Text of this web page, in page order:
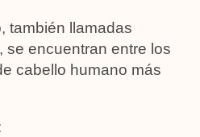
también llamadas
se encuentran entre los
cabello humano más